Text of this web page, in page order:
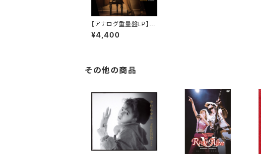
【アナログ重量盤LP】『E
nter』- Ayumi Nakam
ura 1st JAZZ album
¥4,400
その他の商品